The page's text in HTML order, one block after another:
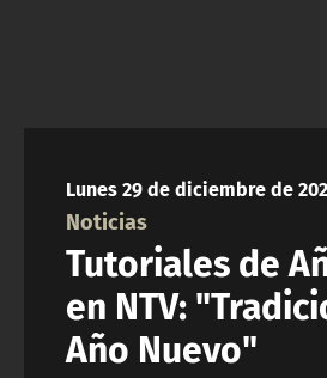
ACTUALIDAD Y TENDENCIAS
CORPORATIVO Y TRANSPARENCIA
CANAL DE DENUNCIAS
Lunes 29 de diciembre de
Noticias
Tutoriales de
en NTV:
Año Nuevo"